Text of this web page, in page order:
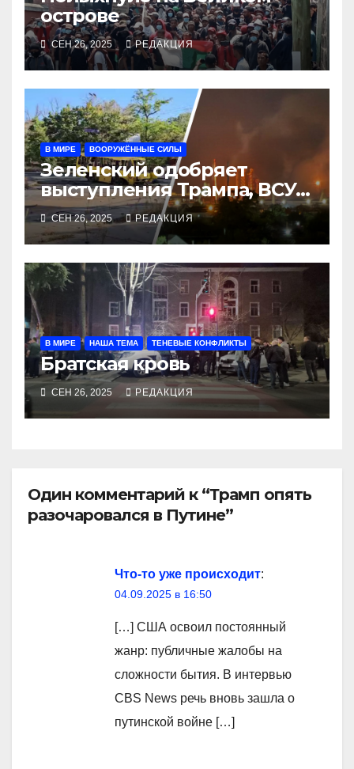
острове
СЕН 26, 2025 РЕДАКЦИЯ
В МИРЕ ВООРУЖЁННЫЕ СИЛЫ
Зеленский одобряет
выступления Трампа, ВСУ
закрыли Добропольский
рубеж
СЕН 26, 2025 РЕДАКЦИЯ
В МИРЕ НАША ТЕМА ТЕНЕВЫЕ КОНФЛИКТЫ
Братская кровь
СЕН 26, 2025 РЕДАКЦИЯ
Один комментарий к “Трамп опять
разочаровался в Путине”
Что-то уже происходит:
04.09.2025 в 16:50
[…] США освоил постоянный
жанр: публичные жалобы на
сложности бытия. В интервью
CBS News речь вновь зашла о
путинской войне […]